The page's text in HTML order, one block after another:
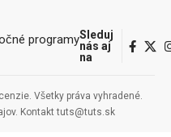
Sleduj
nás aj
na
Všetky práva vyhradené.
Kontakt tuts@tuts.sk